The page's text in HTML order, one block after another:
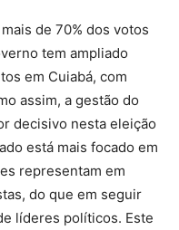
de 70% dos votos
tem ampliado
em Cuiabá, com
assim, a gestão do
decisivo nesta eleição
está mais focado em
representam em
do que em seguir
líderes políticos. Este